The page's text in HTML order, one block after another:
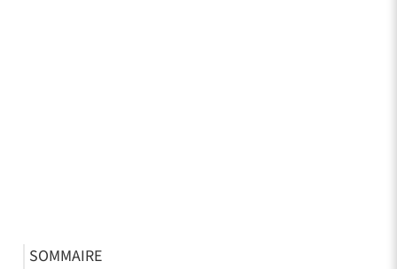
SOMMAIRE